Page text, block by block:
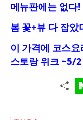
메뉴판에는 없다
봄 꽃+뷰 다 잡았
이 가격에 코스요
스토랑 위크 ~5/2